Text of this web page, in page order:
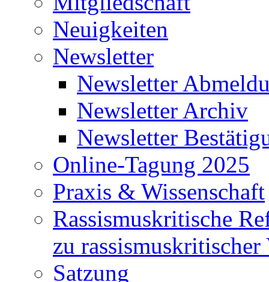
Neuigkeiten
Newsletter
Newsletter
Newsletter Archiv
Newsletter
Online-Tagung 2025
Praxis & Wissenschaft
Rassismuskritische
zu
Satzung